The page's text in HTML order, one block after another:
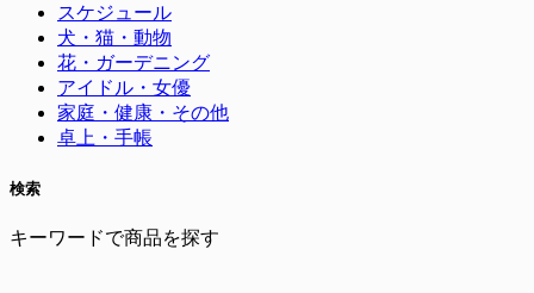
スケジュール
犬・猫・動物
花・ガーデニング
アイドル・女優
家庭・健康・その他
卓上・手帳
検索
キーワードで商品を探す